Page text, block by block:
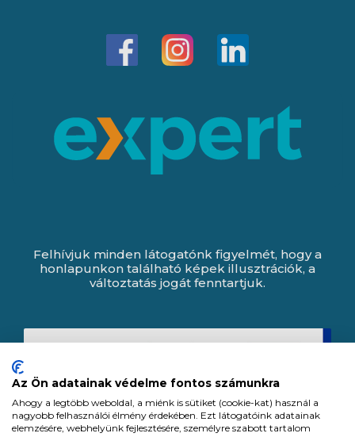
Felhívjuk minden látogatónk figyelmét, hogy a
honlapunkon található képek illusztrációk, a
változtatás jogát fenntartjuk.
Az Ön adatainak védelme fontos számunkra
Ahogy a legtöbb weboldal, a miénk is sütiket (cookie-kat) használ a
nagyobb felhasználói élmény érdekében. Ezt látogatóink adatainak
elemzésére, webhelyünk fejlesztésére, személyre szabott tartalom